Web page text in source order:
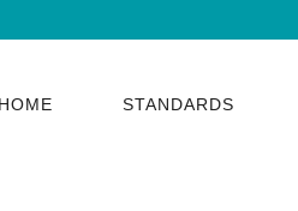
HOME STANDARDS